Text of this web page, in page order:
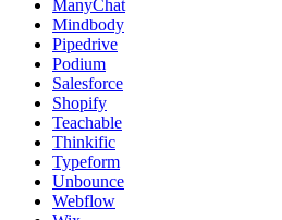
ManyChat
Mindbody
Pipedrive
Podium
Salesforce
Shopify
Teachable
Thinkific
Typeform
Unbounce
Webflow